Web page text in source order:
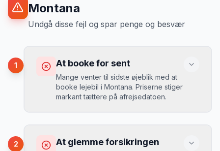
Montana
Undgå disse fejl og spar penge og besvær
1 At booke for sent
Mange venter til sidste øjeblik med at
booke lejebil i Montana. Priserne stiger
markant tættere på afrejsedatoen.
Du betaler 30-50% mere, og de bedste
biler er udsolgt.
2 At glemme forsikringen